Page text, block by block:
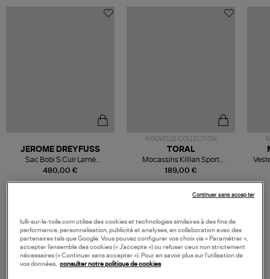
480,00 €
JEROME DREYFUSS
Sac Bobi S Cuir Lamé
Champagne
NOUVELLE COLLECTION
189,00 €
TORAL
Mocassins Killian Sport
Mousse
lulli-sur-la-toile.com utilise des cookies et technologies similaires à des fins de
performance, personnalisation, publicité et analyses, en collaboration avec des
partenaires tels que Google. Vous pouvez configurer vos choix via « Paramétrer »,
accepter l’ensemble des cookies (« J’accepte ») ou refuser ceux non strictement
nécessaires (« Continuer sans accepter »). Pour en savoir plus sur l’utilisation de
vos données, consulter notre politique de cookies
Continuer sans accepter